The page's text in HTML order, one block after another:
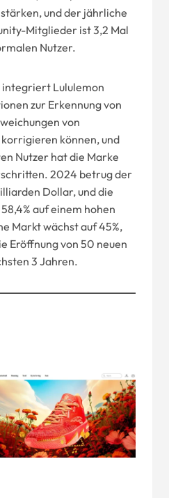
und der jährliche
Mitglieder ist 3,2 Mal
Nutzer.
Lululemon
zur Erkennung von
von
können, und
Nutzer hat die Marke
2024 betrug der
Dollar, und die
auf einem hohen
Markt wächst auf 45%,
Eröffnung von 50 neuen
3 Jahren.